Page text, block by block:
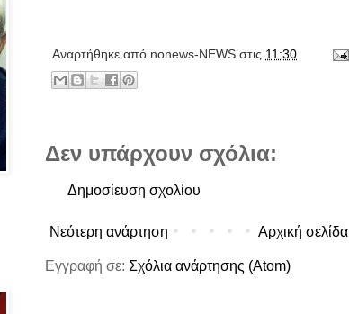
Αναρτήθηκε από nonews-NEWS στις 11:30
Δεν υπάρχουν σχόλια:
Δημοσίευση σχολίου
Νεότερη ανάρτηση Αρχική σελίδα
Εγγραφή σε: Σχόλια ανάρτησης (Atom)